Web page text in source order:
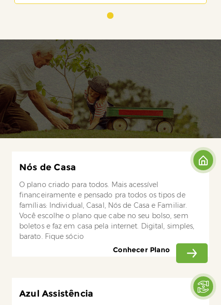
Nós de Casa
O plano criado para todos. Mais acessível
financeiramente e pensado pra todos os tipos de
famílias: Individual, Casal, Nós de Casa e Familiar.
Você escolhe o plano que cabe no seu bolso, sem
boletos e faz em casa pela internet. Digital, simples,
barato. Fique sócio
Conhecer Plano
Azul Assistência